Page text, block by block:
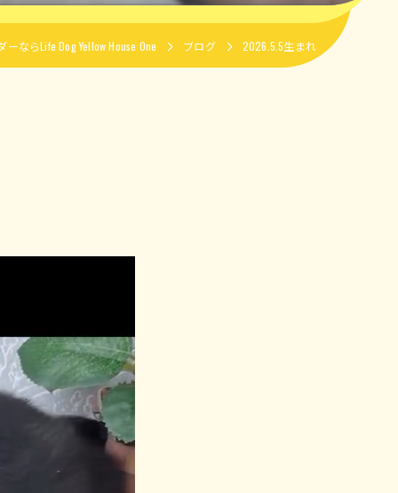
ならLife Dog Yellow House One ブログ 2026.5.5生まれ